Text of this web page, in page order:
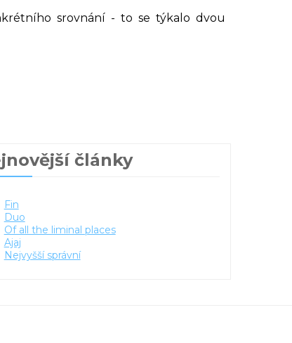
srovnání - to se týkalo dvou
články
Fin
Duo
Of all the liminal places
Ajaj
Nejvyšší správní